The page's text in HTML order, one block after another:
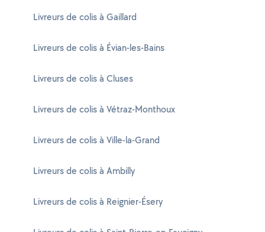
Livreurs de colis à Gaillard
Livreurs de colis à Évian-les-Bains
Livreurs de colis à Cluses
Livreurs de colis à Vétraz-Monthoux
Livreurs de colis à Ville-la-Grand
Livreurs de colis à Ambilly
Livreurs de colis à Reignier-Ésery